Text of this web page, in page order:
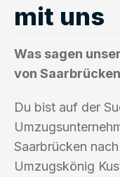
mit uns
Was sagen
von
Du bist auf der
Saarbrücken
Umzugskönig